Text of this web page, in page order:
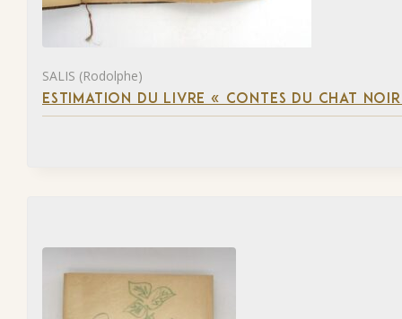
SALIS (Rodolphe)
ESTIMATION DU LIVRE « CONTES DU CHAT